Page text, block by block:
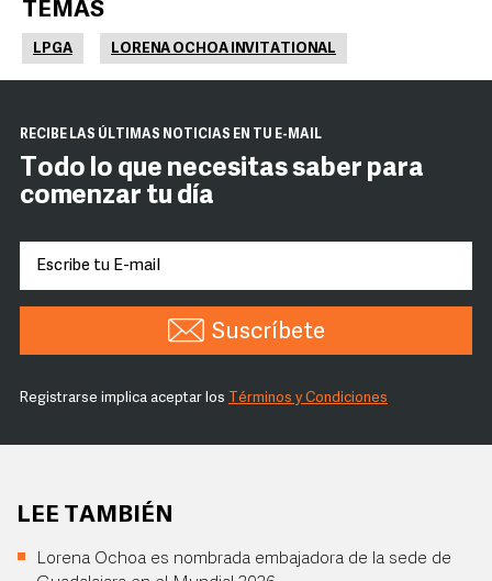
TEMAS
LPGA LORENA OCHOA INVITATIONAL
RECIBE LAS ÚLTIMAS NOTICIAS EN TU E-MAIL
Todo lo que necesitas saber para
comenzar tu día
Suscríbete
Registrarse implica aceptar los Términos y Condiciones
LEE TAMBIÉN
Lorena Ochoa es nombrada embajadora de la sede de